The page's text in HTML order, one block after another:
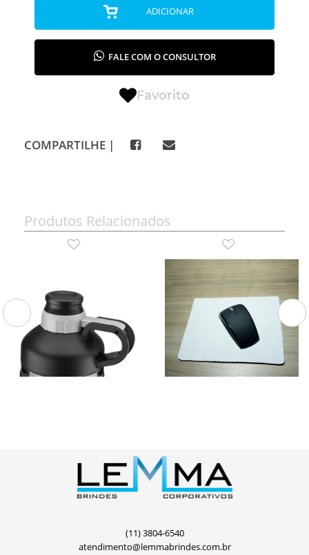
ADICIONAR
FALE COM O CONSULTOR
Favorito
COMPARTILHE |
Produtos Relacionados
plástica com anel de silicone para
(11) 3804-6540
atendimento@lemmabrindes.com.br